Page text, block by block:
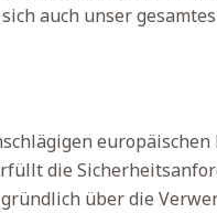
auch unser
europäischen
die
über die